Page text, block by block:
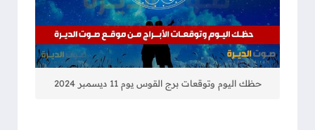
حظك اليوم وتوقعات برج القوس يوم 11 ديسمبر 2024